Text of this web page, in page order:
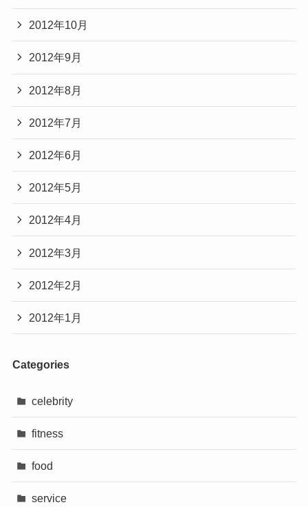
2012年10月
2012年9月
2012年8月
2012年7月
2012年6月
2012年5月
2012年4月
2012年3月
2012年2月
2012年1月
Categories
celebrity
fitness
food
service